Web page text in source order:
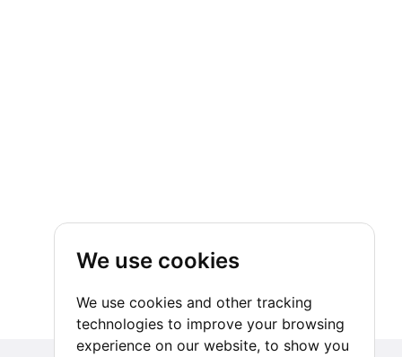
We use cookies
We use cookies and other tracking
technologies to improve your browsing
experience on our website, to show you